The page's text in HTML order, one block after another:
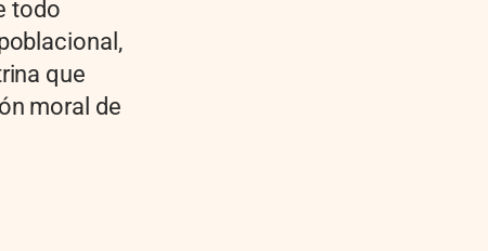
todo
que
moral de